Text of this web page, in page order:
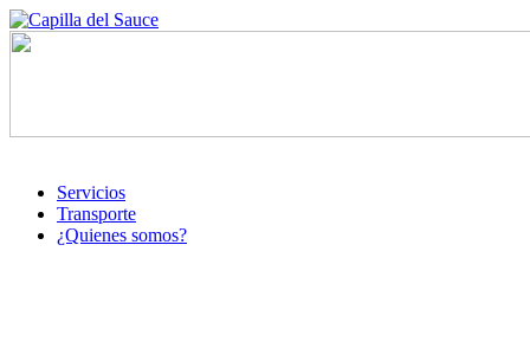
Servicios
Transporte
¿Quienes somos?